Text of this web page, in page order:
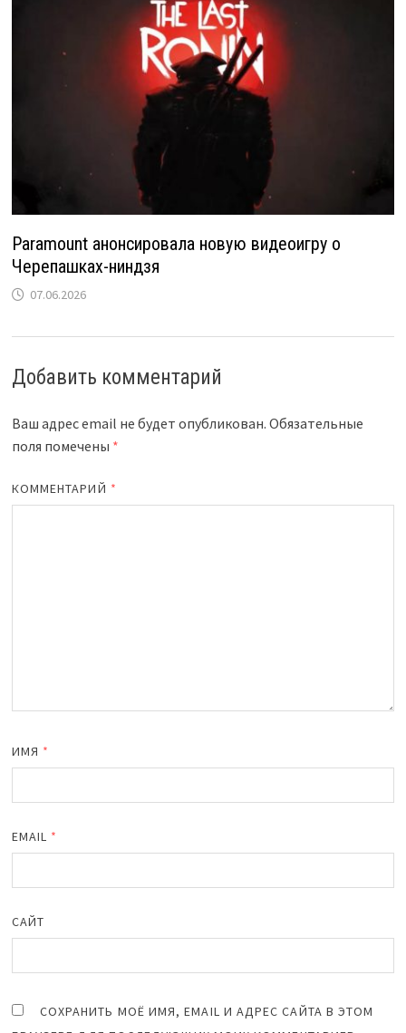
Paramount анонсировала новую видеоигру о
Черепашках-ниндзя
07.06.2026
Добавить комментарий
Ваш адрес email не будет опубликован. Обязательные
поля помечены *
КОММЕНТАРИЙ *
ИМЯ *
EMAIL *
САЙТ
СОХРАНИТЬ МОЁ ИМЯ, EMAIL И АДРЕС САЙТА В ЭТОМ